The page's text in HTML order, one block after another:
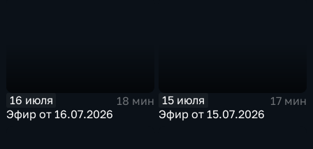
16 июля
18 мин
Эфир от 16.07.2026
15 июля
17 мин
Эфир от 15.07.2026